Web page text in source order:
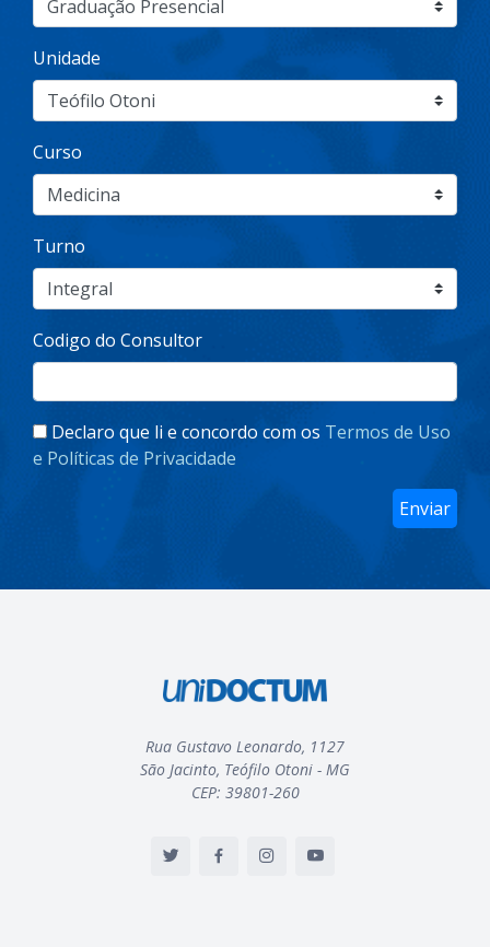
Unidade
Curso
Turno
Codigo do Consultor
Declaro que li e concordo com os Termos de Uso
e Políticas de Privacidade
Enviar
Rua Gustavo Leonardo, 1127
São Jacinto, Teófilo Otoni - MG
CEP: 39801-260